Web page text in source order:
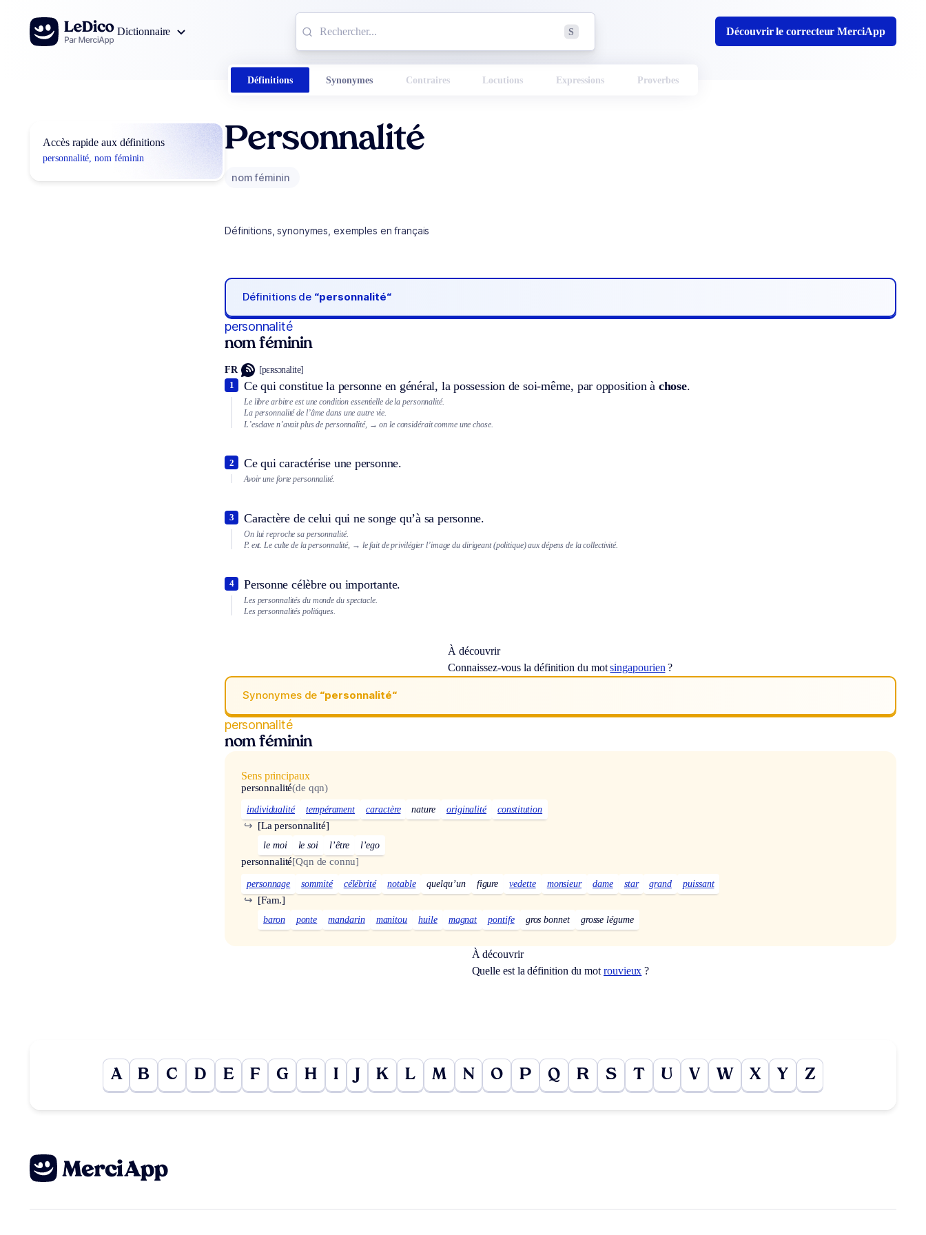
Aller au contenu
Dictionnaire
S Découvrir le correcteur MerciApp
Définitions Synonymes Contraires Locutions Expressions Proverbes
Accès rapide aux définitions
personnalité, nom féminin
Personnalité
nom féminin
Définitions, synonymes, exemples en français
Définitions de “personnalité“
personnalité
nom féminin
FR [pɛʀsɔnalite]
Ce qui constitue la personne en général, la possession de soi-même, par opposition à chose.
1
Le libre arbitre est une condition essentielle de la personnalité.
La personnalité de l’âme dans une autre vie.
L’esclave n’avait plus de personnalité, → on le considérait comme une chose.
Ce qui caractérise une personne.
2
Avoir une forte personnalité.
Caractère de celui qui ne songe qu’à sa personne.
3
On lui reproche sa personnalité.
P. ext. Le culte de la personnalité, → le fait de privilégier l’image du dirigeant (politique) aux dépens de la collectivité.
Personne célèbre ou importante.
4
Les personnalités du monde du spectacle.
Les personnalités politiques.
À découvrir
Connaissez-vous la définition du motsingapourien ?
Synonymes de “personnalité“
personnalité
nom féminin
Sens principaux
personnalité(de qqn)
individualité tempérament caractère nature originalité constitution
[La personnalité]
↪
le moi le soi l’être l’ego
personnalité[Qqn de connu]
personnage sommité célébrité notable quelqu’un figure vedette monsieur dame star grand puissant
[Fam.]
↪
baron ponte mandarin manitou huile magnat pontife gros bonnet grosse légume
À découvrir
Quelle est la définition du mot rouvieux ?
A B C D E F G H I J K L M N O P Q R S T U V W X Y Z